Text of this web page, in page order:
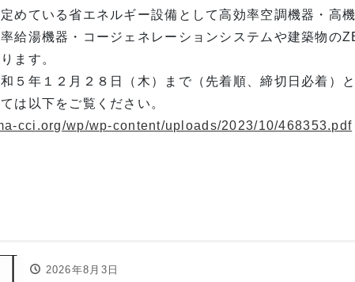
めている省エネルギー設備として高効率空調機器・高
給湯機器・コージェネレーションシステムや建築物の
ます。
５年１２月２８日（木）まで（先着順、締切日必着）
は以下をご覧ください。
cci.org/wp/wp-content/uploads/2023/10/468353.pdf
2026年8月3日